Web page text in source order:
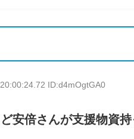
ID:d4mOgtGA0
安倍さんが支援物資